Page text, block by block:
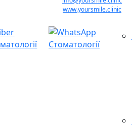
www.yoursmile.clinic